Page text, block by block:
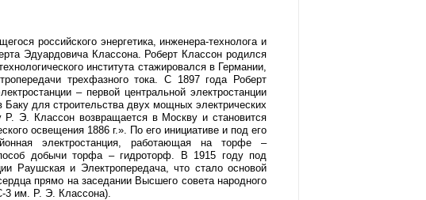
российского энергетика, инженера-технолога и
Эдуардовича Классона. Роберт Классон родился
института стажировался в Германии,
трехфазного тока. С 1897 года Роберт
– первой центральной электростанции
для строительства двух мощных электрических
Э. Классон возвращается в Москву и становится
освещения 1886 г.». По его инициативе и под его
электростанция, работающая на торфе –
добычи торфа – гидроторф. В 1915 году под
Раушская и Электропередача, что стало основой
прямо на заседании Высшего совета народного
3 им. Р. Э. Классона).